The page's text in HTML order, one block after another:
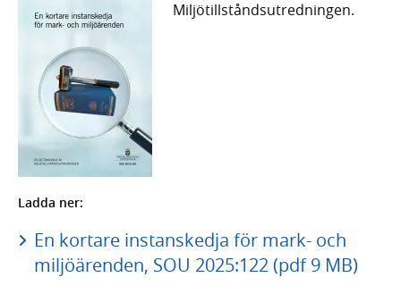
Miljötillståndsutredningen.
Ladda ner:
En kortare instanskedja för mark- och
miljöärenden, SOU 2025:122 (pdf 9 MB)